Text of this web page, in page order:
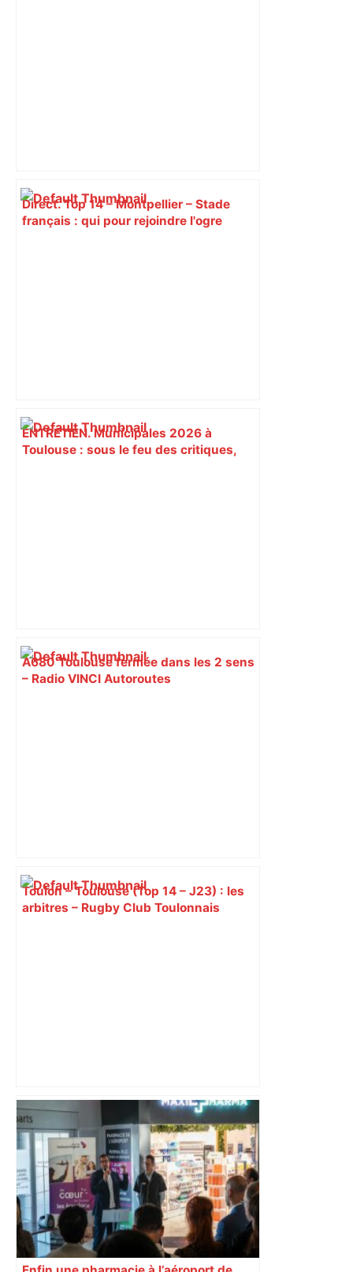
Direct. Top 14 – Montpellier – Stade
français : qui pour rejoindre l'ogre
ENTRETIEN. Municipales 2026 à
Toulouse : sous le feu des critiques,
A680 Toulouse fermée dans les 2 sens
– Radio VINCI Autoroutes
Toulon – Toulouse (Top 14 – J23) : les
arbitres – Rugby Club Toulonnais
Après la fusion avec la liste PS
Toulouse, le candidat LFI salue "une
dynamique qui nous oblige à la
responsabilité" – Franceinfo